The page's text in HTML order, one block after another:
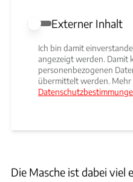
Externer Inhalt
Externer Inhalt
Ich bin damit
angezeigt werden. Damit
personenbezogenen
übermittelt werden. Mehr
Die Masche ist dabei viel